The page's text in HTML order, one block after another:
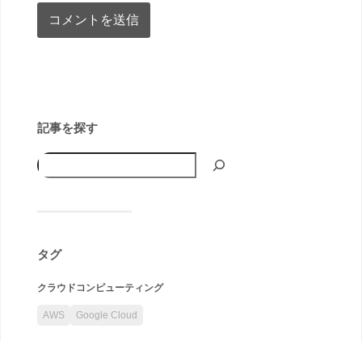
記事を探す
タグ
クラウドコンピューティング
AWS Google Cloud